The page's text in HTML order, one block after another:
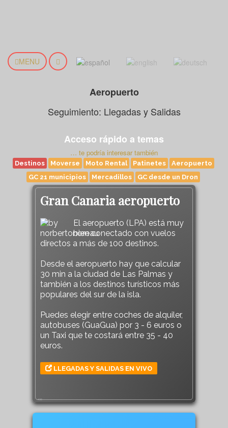
MENU
Aeropuerto
Seguimiento: Llegadas y Salidas
Acceso rápido a temas
… te podría interesar también
Destinos Moverse Moto Rental Patinetes
Aeropuerto
GC 21 municipios
Mercadillos GC desde un Dron
Gran Canaria aeropuerto
El aeropuerto (LPA) está muy
bien conectado con vuelos
directos a más de 100 destinos.
Desde el aeropuerto hay que calcular
30 min a la ciudad de Las Palmas y
también a los destinos turísticos más
populares del sur de la isla.
Puedes elegir entre coches de alquiler,
autobuses (GuaGua) por 3 - 6 euros o
un Taxi que te costará entre 35 - 40
euros.
LLEGADAS Y SALIDAS EN VIVO
436